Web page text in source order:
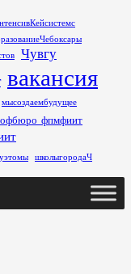
Чувгу
вакансия
мысоздаембудущее
школыгородаЧ